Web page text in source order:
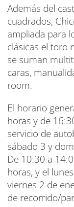
Además del
cuadrados,
ampliada para
clásicas el toro
se suman
caras,
room.
El horario
horas y de
servicio de
sábado 3 y
De 10:30 a
horas, y el
viernes 2 de
de recorrido/